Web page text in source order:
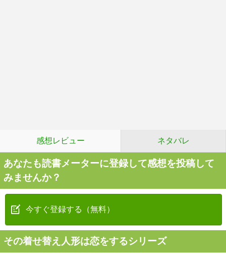
感想レビュー ネタバレ
あなたも読書メーターに登録して感想を投稿して
みませんか？
今すぐ登録する（無料）
その着せ替え人形は恋をするシリーズ